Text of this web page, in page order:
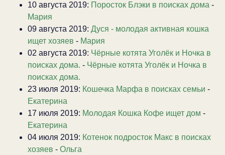
10 августа 2019: Поросток Блэки в поисках дома -
Мария
09 августа 2019: Дуся - молодая активная кошка
ищет хозяев - Мария
02 августа 2019: Чёрные котята Уголёк и Ночка в
поисках дома. - Чёрные котята Уголёк и Ночка в
поисках дома.
23 июля 2019: Кошечка Марфа в поисках семьи -
Екатерина
17 июля 2019: Молодая Кошка Кофе ищет дом -
Екатерина
04 июля 2019: Котенок подросток Макс в поисках
хозяев - Ольга